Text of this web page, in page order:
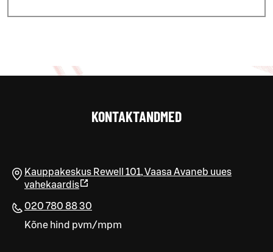
KONTAKTANDMED
Kauppakeskus Rewell 101,Vaasa Avaneb uues
vahekaardis
020 780 88 30
Kõne hind pvm/mpm